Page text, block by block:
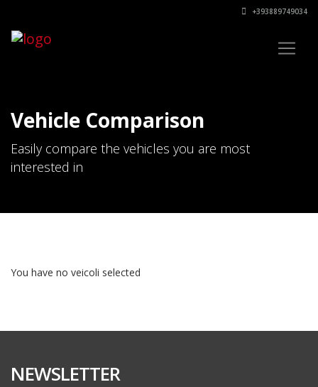
+393889749034
Vehicle Comparison
Easily compare the vehicles you are most
interested in
You have no veicoli selected
NEWSLETTER